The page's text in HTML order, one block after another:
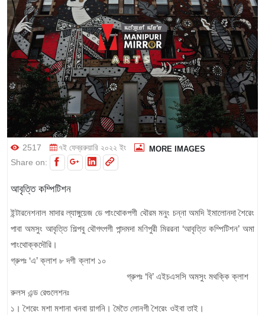
2517 ৭ই ফেব্ররুয়ারি ২০২২ ইং MORE IMAGES
Share on:
আবৃত্তি কম্পিটিশন
ইন্টারনেশনাল মাদার ল্যাঙ্গুয়েজ ডে পাংথোকপগী থৌরম মনুং চন্না অমদি ইমালোনদা শৈরেং
পাবা অমসুং আবৃত্তি শিল্পবু থৌগৎপগী পান্দমদা মণিপুরী মিররনা ‘আবৃত্তি কম্পিটিশন’ অমা
পাংথোক্কদৌরি।
গ্রুপঃ ‘এ’ ক্লাশ ৮ দগী ক্লাশ ১০
গ্রুপঃ ‘বি’ এইচএসসি অমসুং মথক্কি ক্লাশ
রুলস এন্ড রেগুলেশনঃ
১। শৈরেং মশা মশানা খনবা য়াগনি। মৈতৈ লোনগী শৈরেং ওইবা তাই।